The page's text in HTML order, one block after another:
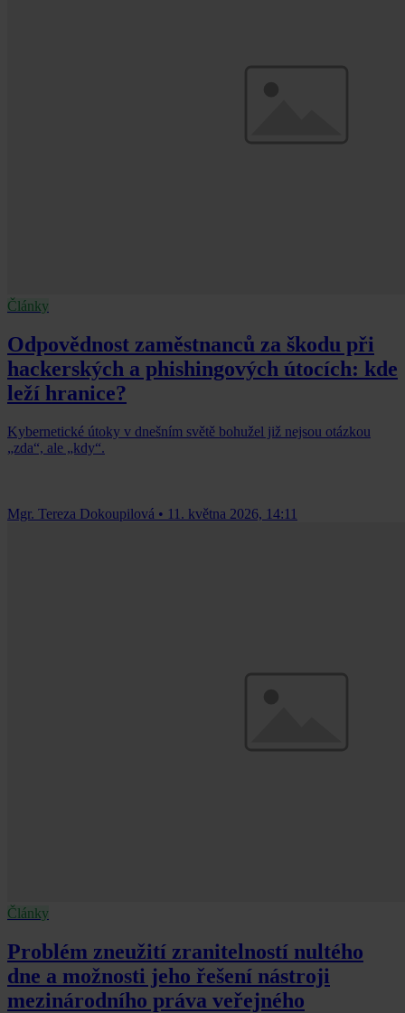
Články
Odpovědnost zaměstnanců za škodu při
hackerských a phishingových útocích: kde
leží hranice?
Kybernetické útoky v dnešním světě bohužel již nejsou otázkou
„zda“, ale „kdy“.
Mgr. Tereza Dokoupilová • 11. května 2026, 14:11
Články
Problém zneužití zranitelností nultého
dne a možnosti jeho řešení nástroji
mezinárodního práva veřejného